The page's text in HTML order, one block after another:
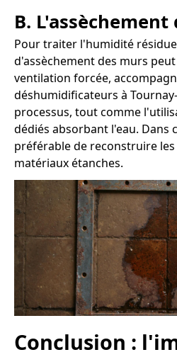
B. L'assèchement
Pour traiter l'humidité
d'assèchement des murs
ventilation forcée,
déshumidificateurs à
processus, tout comme
dédiés absorbant l'eau. Dans
préférable de reconstruire les
matériaux étanches.
Conclusion :